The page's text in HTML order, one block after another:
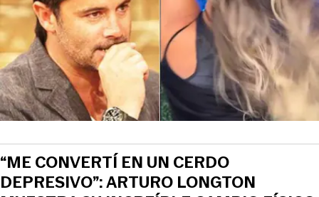
“ME CONVERTÍ EN UN CERDO
DEPRESIVO”: ARTURO LONGTON